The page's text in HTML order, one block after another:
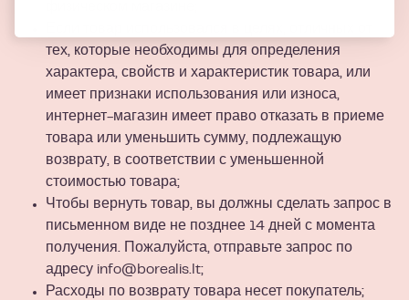
тех, которые необходимы для определения
характера, свойств и характеристик товара, или
имеет признаки использования или износа,
интернет-магазин имеет право отказать в приеме
товара или уменьшить сумму, подлежащую
возврату, в соответствии с уменьшенной
стоимостью товара;
Чтобы вернуть товар, вы должны сделать запрос в
письменном виде не позднее 14 дней с момента
получения. Пожалуйста, отправьте запрос по
адресу info@borealis.lt;
Расходы по возврату товара несет покупатель;